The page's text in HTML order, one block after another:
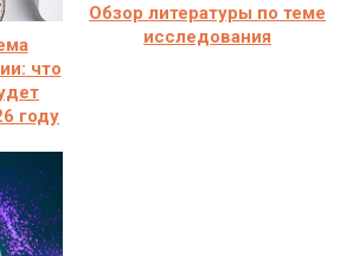
что
году
Обзор литературы по теме
исследования